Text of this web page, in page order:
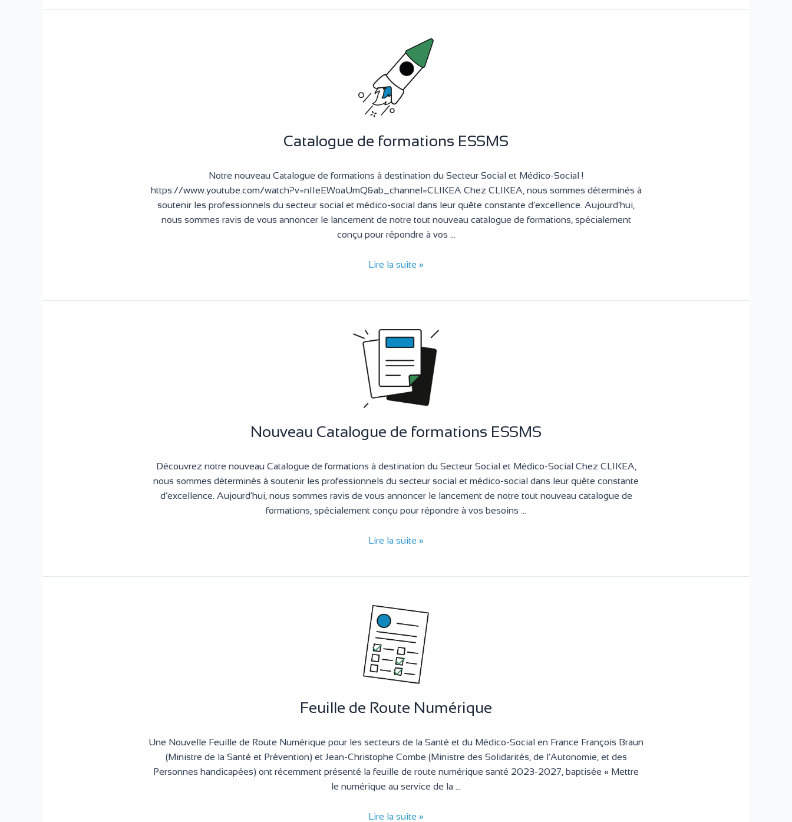
Catalogue de formations ESSMS
Notre nouveau Catalogue de formations à destination du Secteur Social et Médico-Social !
https://www.youtube.com/watch?v=nIIeEWoaUmQ&ab_channel=CLIKEA Chez CLIKEA, nous sommes déterminés à
soutenir les professionnels du secteur social et médico-social dans leur quête constante d’excellence. Aujourd’hui,
nous sommes ravis de vous annoncer le lancement de notre tout nouveau catalogue de formations, spécialement
conçu pour répondre à vos …
Lire la suite »
Nouveau Catalogue de formations ESSMS
Découvrez notre nouveau Catalogue de formations à destination du Secteur Social et Médico-Social Chez CLIKEA,
nous sommes déterminés à soutenir les professionnels du secteur social et médico-social dans leur quête constante
d’excellence. Aujourd’hui, nous sommes ravis de vous annoncer le lancement de notre tout nouveau catalogue de
formations, spécialement conçu pour répondre à vos besoins …
Lire la suite »
Feuille de Route Numérique
Une Nouvelle Feuille de Route Numérique pour les secteurs de la Santé et du Médico-Social en France François Braun
(Ministre de la Santé et Prévention) et Jean-Christophe Combe (Ministre des Solidarités, de l’Autonomie, et des
Personnes handicapées) ont récemment présenté la feuille de route numérique santé 2023-2027, baptisée « Mettre
le numérique au service de la …
Lire la suite »